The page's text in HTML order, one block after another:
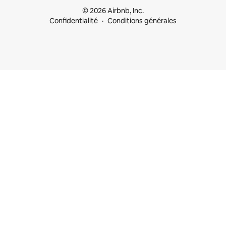
© 2026 Airbnb, Inc.
Confidentialité
Conditions générales